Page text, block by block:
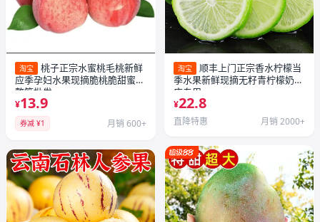
淘宝
桃子正宗水蜜桃毛桃新鲜
应季孕妇水果现摘脆桃脆甜蜜桃
整箱批发
¥13.9
券减 ¥1 月销 600+
淘宝
顺丰上门正宗香水柠檬当
季水果新鲜现摘无籽青柠檬奶茶
店专用
¥22.8
直降特惠 月销 2000+